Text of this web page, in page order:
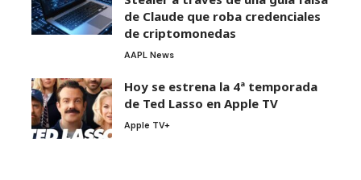
de Claude que roba credenciales
de criptomonedas
AAPL News
Hoy se estrena la 4ª temporada
de Ted Lasso en Apple TV
Apple TV+